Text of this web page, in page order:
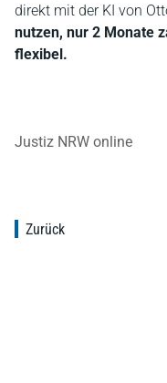
direkt mit der KI von
nutzen, nur 2 Monate
flexibel.
Justiz NRW online
Zurück